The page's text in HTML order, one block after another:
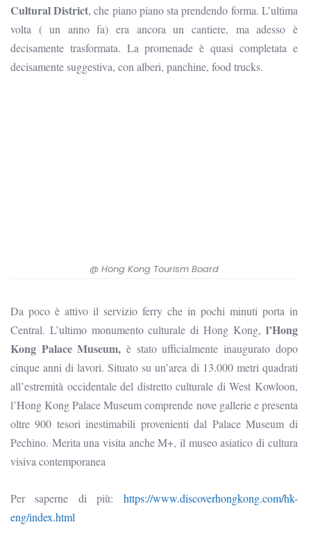
Cultural District, che piano piano sta prendendo forma. L’ultima
volta ( un anno fa) era ancora un cantiere, ma adesso è
decisamente trasformata. La promenade è quasi completata e
decisamente suggestiva, con alberi, panchine, food trucks.
@ Hong Kong Tourism Board
Da poco è attivo il servizio ferry che in pochi minuti porta in
Central. L’ultimo monumento culturale di Hong Kong, l’Hong
Kong Palace Museum, è stato ufficialmente inaugurato dopo
cinque anni di lavori. Situato su un’area di 13.000 metri quadrati
all’estremità occidentale del distretto culturale di West Kowloon,
l’Hong Kong Palace Museum comprende nove gallerie e presenta
oltre 900 tesori inestimabili provenienti dal Palace Museum di
Pechino. Merita una visita anche M+, il museo asiatico di cultura
visiva contemporanea
Per saperne di più: https://www.discoverhongkong.com/hk-
eng/index.html